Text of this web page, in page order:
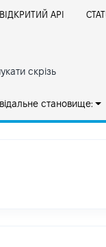
ВІДКРИТИЙ АРІ
скрізь
становище: